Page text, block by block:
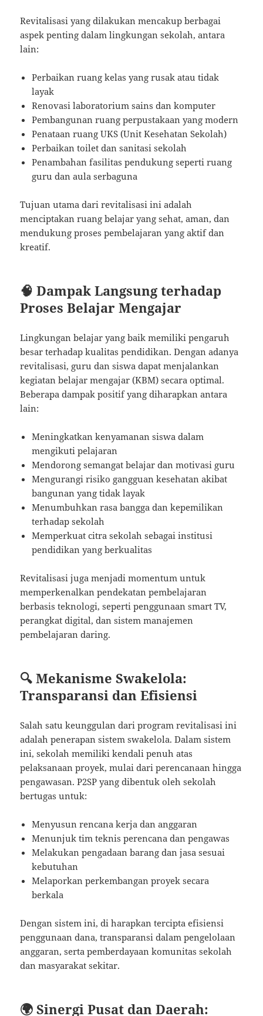
Revitalisasi yang dilakukan mencakup berbagai
aspek penting dalam lingkungan sekolah, antara
lain:
Perbaikan ruang kelas yang rusak atau tidak
layak
Renovasi laboratorium sains dan komputer
Pembangunan ruang perpustakaan yang modern
Penataan ruang UKS (Unit Kesehatan Sekolah)
Perbaikan toilet dan sanitasi sekolah
Penambahan fasilitas pendukung seperti ruang
guru dan aula serbaguna
Tujuan utama dari revitalisasi ini adalah
menciptakan ruang belajar yang sehat, aman, dan
mendukung proses pembelajaran yang aktif dan
kreatif.
🧠 Dampak Langsung terhadap
Proses Belajar Mengajar
Lingkungan belajar yang baik memiliki pengaruh
besar terhadap kualitas pendidikan. Dengan adanya
revitalisasi, guru dan siswa dapat menjalankan
kegiatan belajar mengajar (KBM) secara optimal.
Beberapa dampak positif yang diharapkan antara
lain:
Meningkatkan kenyamanan siswa dalam
mengikuti pelajaran
Mendorong semangat belajar dan motivasi guru
Mengurangi risiko gangguan kesehatan akibat
bangunan yang tidak layak
Menumbuhkan rasa bangga dan kepemilikan
terhadap sekolah
Memperkuat citra sekolah sebagai institusi
pendidikan yang berkualitas
Revitalisasi juga menjadi momentum untuk
memperkenalkan pendekatan pembelajaran
berbasis teknologi, seperti penggunaan smart TV,
perangkat digital, dan sistem manajemen
pembelajaran daring.
🔍 Mekanisme Swakelola:
Transparansi dan Efisiensi
Salah satu keunggulan dari program revitalisasi ini
adalah penerapan sistem swakelola. Dalam sistem
ini, sekolah memiliki kendali penuh atas
pelaksanaan proyek, mulai dari perencanaan hingga
pengawasan. P2SP yang dibentuk oleh sekolah
bertugas untuk:
Menyusun rencana kerja dan anggaran
Menunjuk tim teknis perencana dan pengawas
Melakukan pengadaan barang dan jasa sesuai
kebutuhan
Melaporkan perkembangan proyek secara
berkala
Dengan sistem ini, di harapkan tercipta efisiensi
penggunaan dana, transparansi dalam pengelolaan
anggaran, serta pemberdayaan komunitas sekolah
dan masyarakat sekitar.
🌍 Sinergi Pusat dan Daerah: